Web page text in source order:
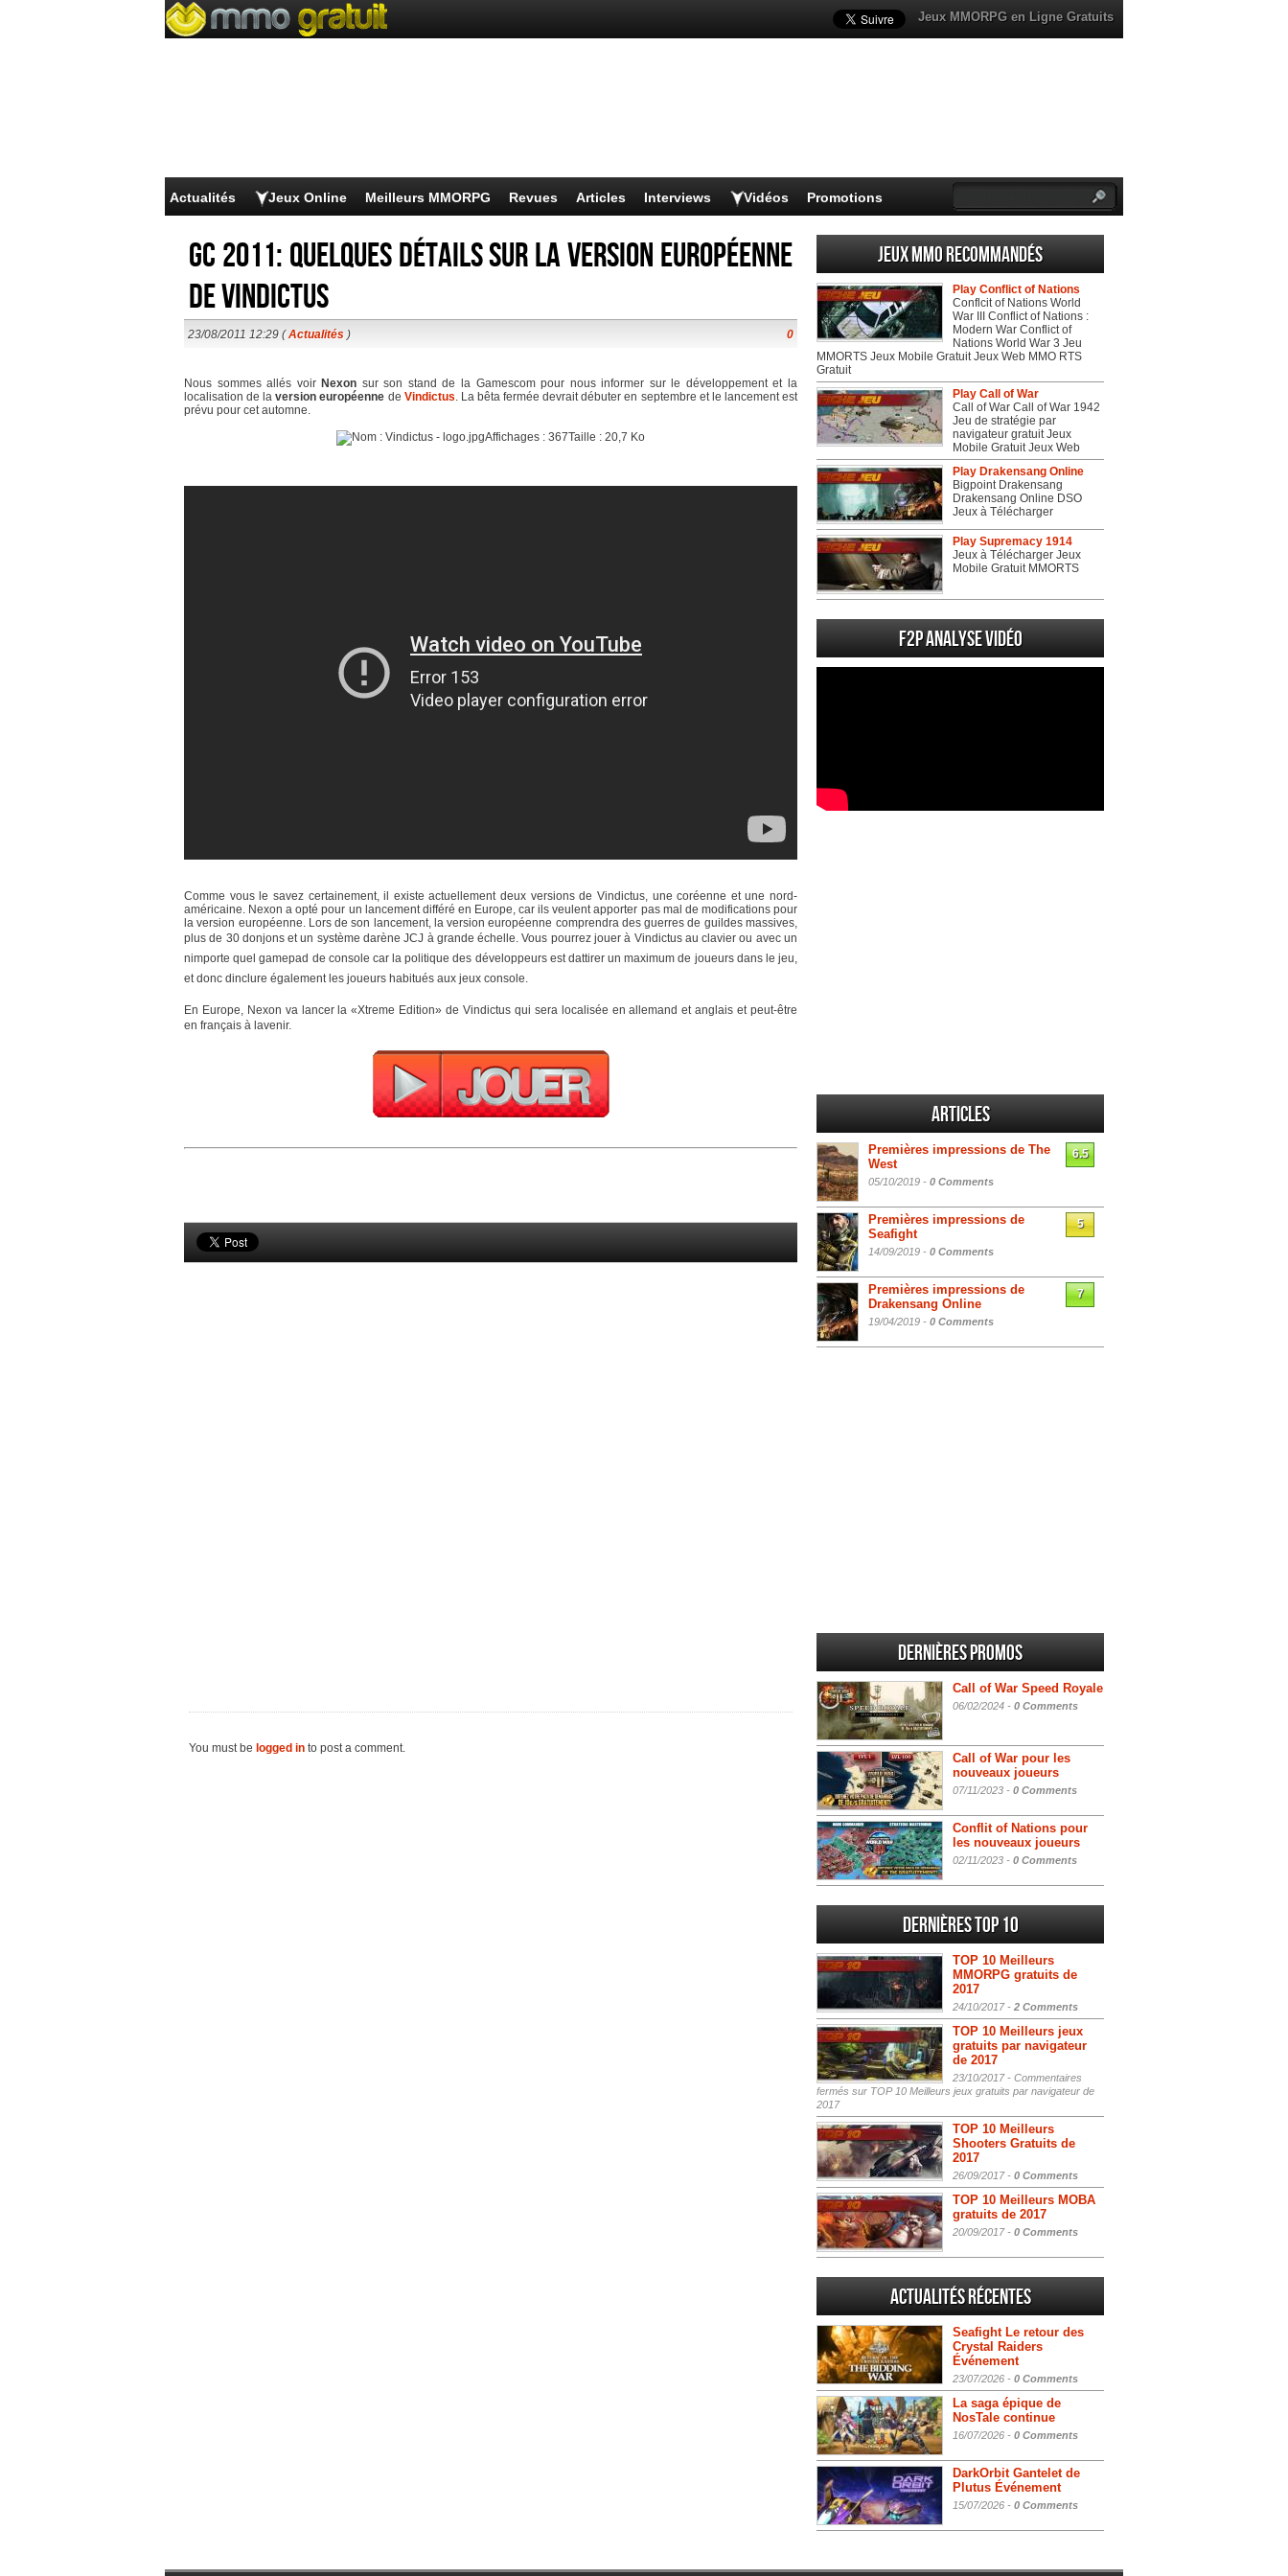
Jeux MMORPG en Ligne Gratuits
Actualités Jeux Online Meilleurs MMORPG Revues Articles Interviews Vidéos Promotions
GC 2011: Quelques détails sur la version européenne
de Vindictus
23/08/2011 12:29 (Actualités ) 0
Nous sommes allés voir Nexon sur son stand de la Gamescom pour nous informer sur le développement et la
localisation de laversion européenne de Vindictus. La bêta fermée devrait débuter en septembre et le lancement est
prévu pour cet automne.
Comme vous le savez certainement, il existe actuellement deux versions de Vindictus, une coréenne et une nord-
américaine. Nexon a opté pour un lancement différé en Europe, car ils veulent apporter pas mal de modifications pour
la version européenne. Lors de son lancement, la version européenne comprendra des guerres de guildes massives,
plus de 30 donjons et un système darène JCJ à grande échelle. Vous pourrez jouer à Vindictus au clavier ou avec un
nimporte quel gamepad de console car la politique des développeurs est dattirer un maximum de joueurs dans le jeu,
et donc dinclure également les joueurs habitués aux jeux console.
En Europe, Nexon va lancer la «Xtreme Edition» de Vindictus qui sera localisée en allemand et anglais et peut-être
en français à lavenir.
You must be logged in to post a comment.
Jeux MMO recommandés
Play Conflict of Nations
Conflcit of Nations World
War III Conflict of Nations :
Modern War Conflict of
Nations World War 3 Jeu
MMORTS Jeux Mobile Gratuit Jeux Web MMO RTS
Gratuit
Play Call of War
Call of War Call of War 1942
Jeu de stratégie par
navigateur gratuit Jeux
Mobile Gratuit Jeux Web
Play Drakensang Online
Bigpoint Drakensang
Drakensang Online DSO
Jeux à Télécharger
Play Supremacy 1914
Jeux à Télécharger Jeux
Mobile Gratuit MMORTS
F2P Analyse vidéo
Articles
Premières impressions de The
West
05/10/2019 - 0 Comments
6.5
Premières impressions de
Seafight
14/09/2019 - 0 Comments
5
Premières impressions de
Drakensang Online
19/04/2019 - 0 Comments
7
Dernières promos
Call of War Speed Royale
06/02/2024 - 0 Comments
Call of War pour les
nouveaux joueurs
07/11/2023 - 0 Comments
Conflit of Nations pour
les nouveaux joueurs
02/11/2023 - 0 Comments
Dernières Top 10
TOP 10 Meilleurs
MMORPG gratuits de
2017
24/10/2017 - 2 Comments
TOP 10 Meilleurs jeux
gratuits par navigateur
de 2017
23/10/2017 - Commentaires
fermés sur TOP 10 Meilleurs jeux gratuits par navigateur de
2017
TOP 10 Meilleurs
Shooters Gratuits de
2017
26/09/2017 - 0 Comments
TOP 10 Meilleurs MOBA
gratuits de 2017
20/09/2017 - 0 Comments
Actualités Récentes
Seafight Le retour des
Crystal Raiders
Événement
23/07/2026 - 0 Comments
La saga épique de
NosTale continue
16/07/2026 - 0 Comments
DarkOrbit Gantelet de
Plutus Événement
15/07/2026 - 0 Comments